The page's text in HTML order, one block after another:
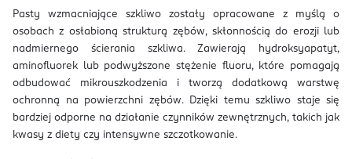
Pasty wzmacniające szkliwo zostały opracowane z myślą o
osobach z osłabioną strukturą zębów, skłonnością do erozji lub
nadmiernego ścierania szkliwa. Zawierają hydroksyapatyt,
aminofluorek lub podwyższone stężenie fluoru, które pomagają
odbudować mikrouszkodzenia i tworzą dodatkową warstwę
ochronną na powierzchni zębów. Dzięki temu szkliwo staje się
bardziej odporne na działanie czynników zewnętrznych, takich jak
kwasy z diety czy intensywne szczotkowanie.